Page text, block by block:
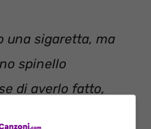
una sigaretta, ma
spinello
di averlo fatto,